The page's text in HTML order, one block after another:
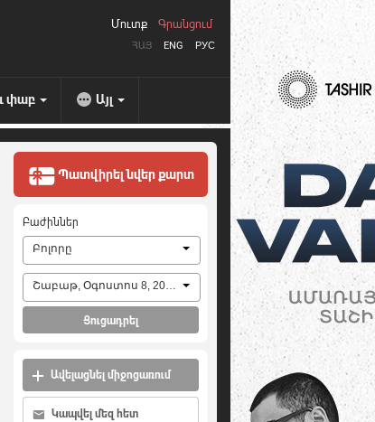
ՀԱՅ ENG РУС
Մուտք Գրանցում
փաբ Այլ
Պատվիրել նվեր քարտ
Բաժիններ
Բոլորը
Շաբաթ, Օգոստոս 8, 2026
Ցուցադրել
Ավելացնել միջոցառում
Կապվել մեզ հետ